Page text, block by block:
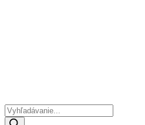
Products
search